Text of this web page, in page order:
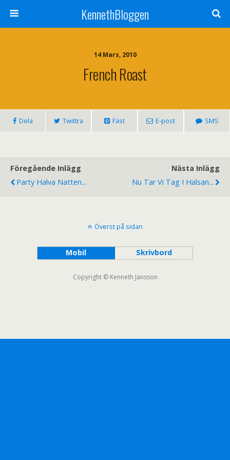
KennethBloggen
14 Mars, 2010
French Roast
Dela Twittra Fäst E-post SMS
Föregående Inlägg
Party Halva Natten...
Nästa Inlägg
Nu Tar Vi Tag I Hälsan...
Överst på sidan
Mobil Skrivbord
Copyright © Kenneth Jansson